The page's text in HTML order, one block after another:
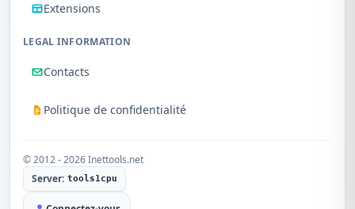
Extensions
LEGAL INFORMATION
Contacts
Politique de confidentialité
© 2012 - 2026 Inettools.net
Server: tools1cpu